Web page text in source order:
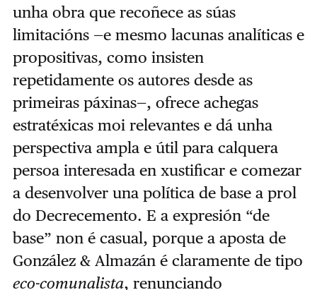
unha obra que recoñece as súas
limitacións —e mesmo lacunas analíticas e
propositivas, como insisten
repetidamente os autores desde as
primeiras páxinas—, ofrece achegas
estratéxicas moi relevantes e dá unha
perspectiva ampla e útil para calquera
persoa interesada en xustificar e comezar
a desenvolver una política de base a prol
do Decrecemento. E a expresión “de
base” non é casual, porque a aposta de
González & Almazán é claramente de tipo
eco-comunalista, renunciando